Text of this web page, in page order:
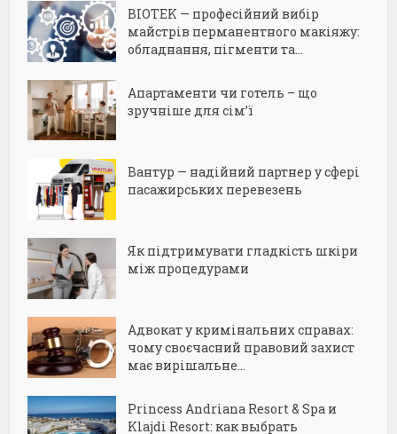
BIOTEK — професійний вибір
майстрів перманентного макіяжу:
обладнання, пігменти та...
Апартаменти чи готель – що
зручніше для сім’ї
Вантур — надійний партнер у сфері
пасажирських перевезень
Як підтримувати гладкість шкіри
між процедурами
Адвокат у кримінальних справах:
чому своєчасний правовий захист
має вирішальне...
Princess Andriana Resort & Spa и
Klajdi Resort: как выбрать